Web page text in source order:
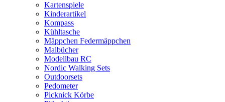
Kartenspiele
Kinderartikel
Kompass
Kühltasche
Mäppchen Federmäppchen
Malbücher
Modellbau RC
Nordic Walking Sets
Outdoorsets
Pedometer
Picknick Körbe